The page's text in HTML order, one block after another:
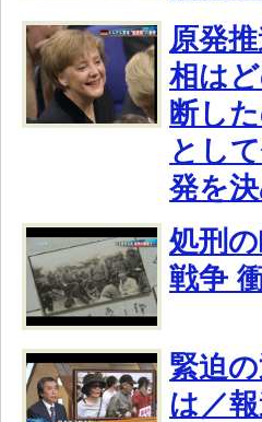
原発
相は
断し
とし
発を決
処刑
戦争
緊迫
は／